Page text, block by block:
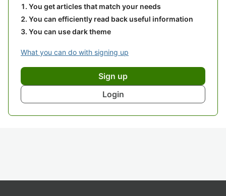
You get articles that match your needs
You can efficiently read back useful information
You can use dark theme
What you can do with signing up
Sign up
Login